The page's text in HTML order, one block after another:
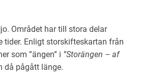
Området har till stora delar
tider. Enligt storskifteskartan från
som ”ängen” i ”Storängen – af
då pågått länge.